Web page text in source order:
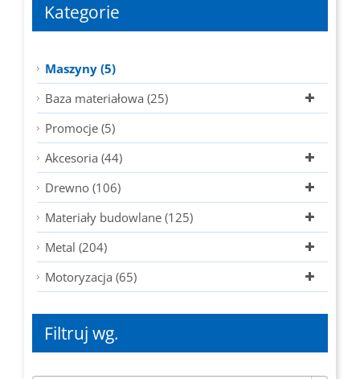
Kategorie
Maszyny (5)
Baza materiałowa (25)
Promocje (5)
Akcesoria (44)
Drewno (106)
Materiały budowlane (125)
Metal (204)
Motoryzacja (65)
Filtruj wg.